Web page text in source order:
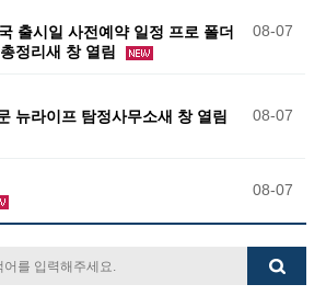
출시일 사전예약 일정 프로 폴더
정리새 창 열림
08-07
뉴라이프 탐정사무소새 창 열림 08-07
08-07